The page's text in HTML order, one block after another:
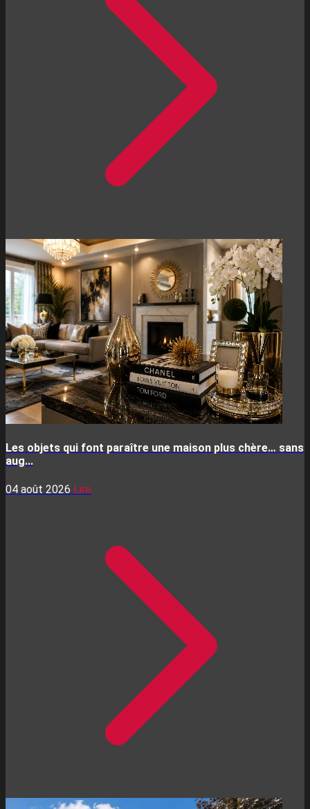
Les objets qui font paraître une maison plus chère… sans
aug...
04 août 2026 Lire